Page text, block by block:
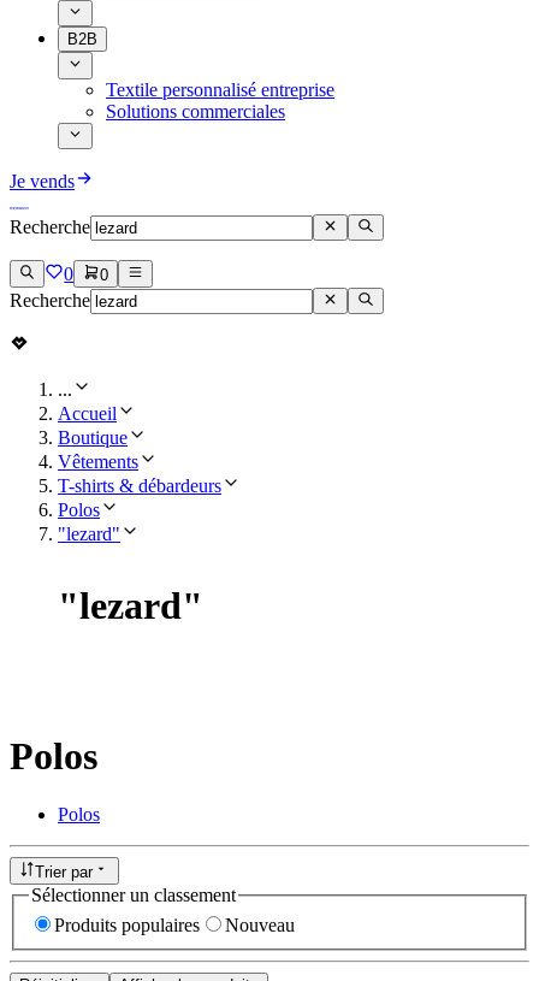
B2B
Textile personnalisé entreprise
Solutions commerciales
Je vends
Recherche
0 0
Recherche
...
Accueil
Boutique
Vêtements
T-shirts & débardeurs
Polos
"lezard"
"lezard"
Polos
Polos
Trier par
Sélectionner un classement
Produits populaires
Nouveau